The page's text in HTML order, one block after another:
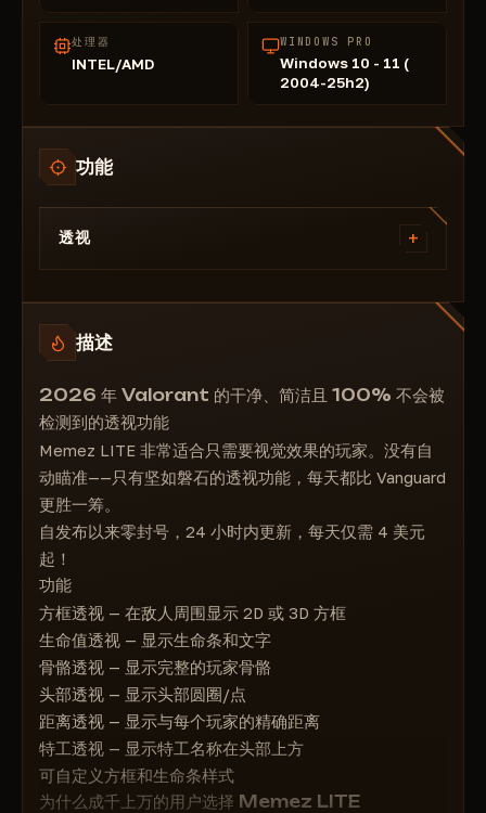
处理器
INTEL/AMD
WINDOWS PRO
Windows 10 - 11 (
2004-25h2)
功能
透视 +
生命值透视 - 生命值透视
特工透视 - 特工名称
骨骼透视 - 骨骼透视
头部透视 - 头部透视
在生命条上显示文字 - 生命值透视文字显示
方块类型 - 方块类型
生命值类型 - 生命条类型
描述
2026 年 Valorant 的干净、简洁且 100% 不会被
检测到的透视功能
Memez LITE 非常适合只需要视觉效果的玩家。没有自
动瞄准——只有坚如磐石的透视功能，每天都比 Vanguard
更胜一筹。
自发布以来零封号，24 小时内更新，每天仅需 4 美元
起！
功能
方框透视 — 在敌人周围显示 2D 或 3D 方框
生命值透视 — 显示生命条和文字
骨骼透视 — 显示完整的玩家骨骼
头部透视 — 显示头部圆圈/点
距离透视 — 显示与每个玩家的精确距离
特工透视 — 显示特工名称在头部上方
可自定义方框和生命条样式
为什么成千上万的用户选择 Memez LITE